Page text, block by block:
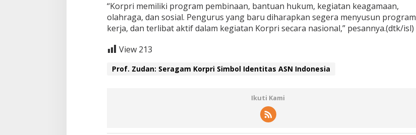
“Korpri memiliki program pembinaan, bantuan hukum, kegiatan keagamaan,
olahraga, dan sosial. Pengurus yang baru diharapkan segera menyusun program
kerja, dan terlibat aktif dalam kegiatan Korpri secara nasional,” pesannya.(dtk/isl)
View 213
Prof. Zudan: Seragam Korpri Simbol Identitas ASN Indonesia
Ikuti Kami